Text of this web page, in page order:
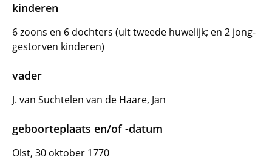
kinderen
6 zoons en 6 dochters (uit tweede huwelijk; en 2 jong-
gestorven kinderen)
vader
J. van Suchtelen van de Haare, Jan
geboorteplaats en/of -datum
Olst, 30 oktober 1770